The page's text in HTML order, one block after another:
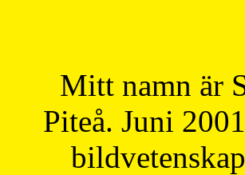
Mitt namn är
Piteå. Juni